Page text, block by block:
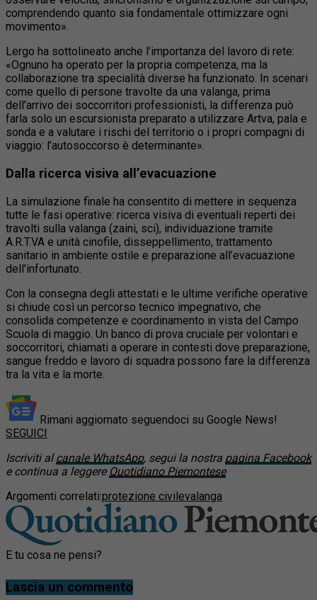
comprendendo quanto sia fondamentale ottimizzare ogni
movimento».
Lergo ha sottolineato anche l’importanza del lavoro di rete:
«Ognuno ha operato per la propria competenza, ma la
collaborazione tra specialità diverse ha funzionato. In scenari
come quello di persone travolte da una valanga, prima
dell’arrivo dei soccorritori professionisti, la differenza può
farla solo un escursionista preparato a utilizzare Artva, pala e
sonda e a valutare i rischi del territorio o i propri compagni di
viaggio: l’autosoccorso è determinante».
Dalla ricerca visiva all’evacuazione
La simulazione finale ha consentito di mettere in sequenza
tutte le fasi operative: ricerca visiva di eventuali reperti dei
travolti sulla valanga (zaini, sci), individuazione tramite
A.R.T.VA e unità cinofile, disseppellimento, trattamento
sanitario in ambiente ostile e preparazione all’evacuazione
dell’infortunato.
Con la consegna degli attestati e le ultime verifiche operative
si chiude così un percorso tecnico impegnativo, che
consolida competenze e coordinamento in vista del Campo
Scuola di maggio. Un banco di prova cruciale per volontari e
soccorritori, chiamati a operare in contesti dove preparazione,
sangue freddo e lavoro di squadra possono fare la differenza
tra la vita e la morte.
Rimani aggiornato seguendoci su Google News!
SEGUICI
Iscriviti alcanale WhatsApp, segui la nostra pagina Facebook
e continua a leggere Quotidiano Piemontese
Argomenti correlati:protezione civilevalanga
E tu cosa ne pensi?
Lascia un commento